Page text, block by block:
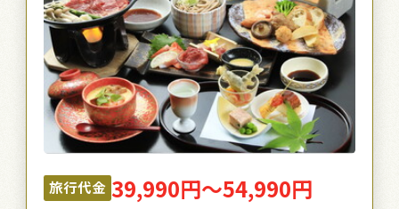
旅行代金 39,990円～54,990円